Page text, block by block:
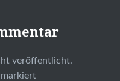
veröffentlicht.
markiert